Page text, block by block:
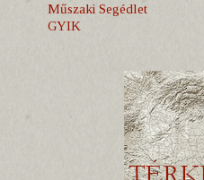
Műszaki Segédlet
GYIK